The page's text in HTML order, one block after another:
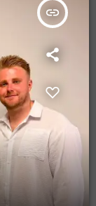
insert_link